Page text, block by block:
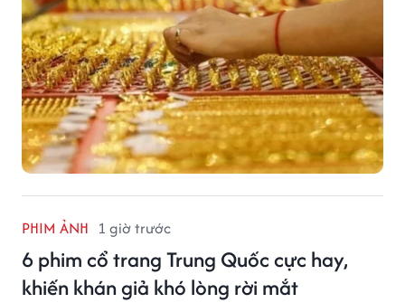
PHIM ẢNH 1 giờ trước
6 phim cổ trang Trung Quốc cực hay,
khiến khán giả khó lòng rời mắt